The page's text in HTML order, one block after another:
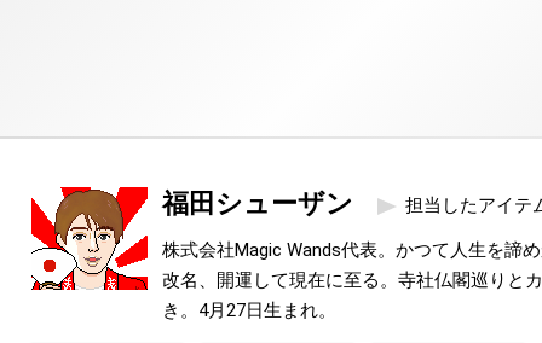
福田シューザン 担当したアイテ
株式会社Magic Wands代表。かつて人生を諦
改名、開運して現在に至る。寺社仏閣巡りと
き。4月27日生まれ。